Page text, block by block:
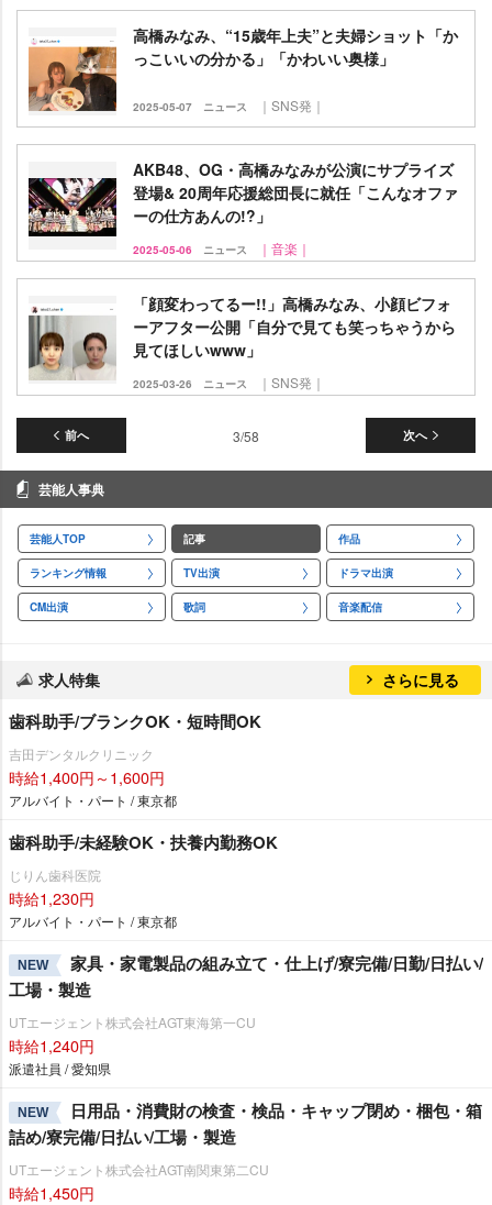
高橋みなみ、“15歳年上夫”と夫婦ショット「か
っこいいの分かる」「かわいい奥様」
2025-05-07 ニュース ｜SNS発｜
AKB48、OG・高橋みなみが公演にサプライズ
登場& 20周年応援総団長に就任「こんなオファ
ーの仕方あんの!?」
2025-05-06 ニュース ｜音楽｜
「顔変わってるー!!」高橋みなみ、小顔ビフォ
ーアフター公開「自分で見ても笑っちゃうから
見てほしいwww」
2025-03-26 ニュース ｜SNS発｜
前へ 次へ
3/58
芸能人事典
芸能人TOP 記事 作品
ランキング情報 TV出演 ドラマ出演
CM出演 歌詞 音楽配信
求人特集 さらに見る
歯科助手/ブランクOK・短時間OK
吉田デンタルクリニック
時給1,400円～1,600円
アルバイト・パート / 東京都
歯科助手/未経験OK・扶養内勤務OK
じりん歯科医院
時給1,230円
アルバイト・パート / 東京都
NEW
家具・家電製品の組み立て・仕上げ/寮完備/日勤/日払い/
工場・製造
UTエージェント株式会社AGT東海第一CU
時給1,240円
派遣社員 / 愛知県
NEW
日用品・消費財の検査・検品・キャップ閉め・梱包・箱
詰め/寮完備/日払い/工場・製造
UTエージェント株式会社AGT南関東第二CU
時給1,450円